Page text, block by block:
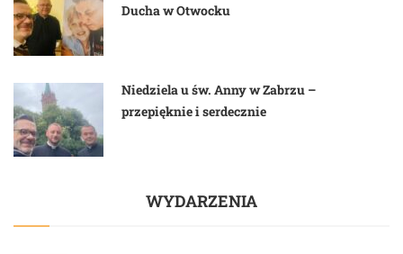
Ducha w Otwocku
Niedziela u św. Anny w Zabrzu –
przepięknie i serdecznie
WYDARZENIA